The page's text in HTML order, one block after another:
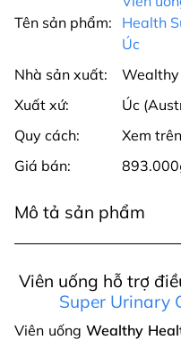
Tên sản phẩm:
Health
Úc
Nhà sản xuất:
Xuất xứ:
Úc
Quy cách:
Xem
Giá bán:
Mô tả sản phẩm
Viên uống hỗ trợ
Super Urinary
Viên uốngWealthy